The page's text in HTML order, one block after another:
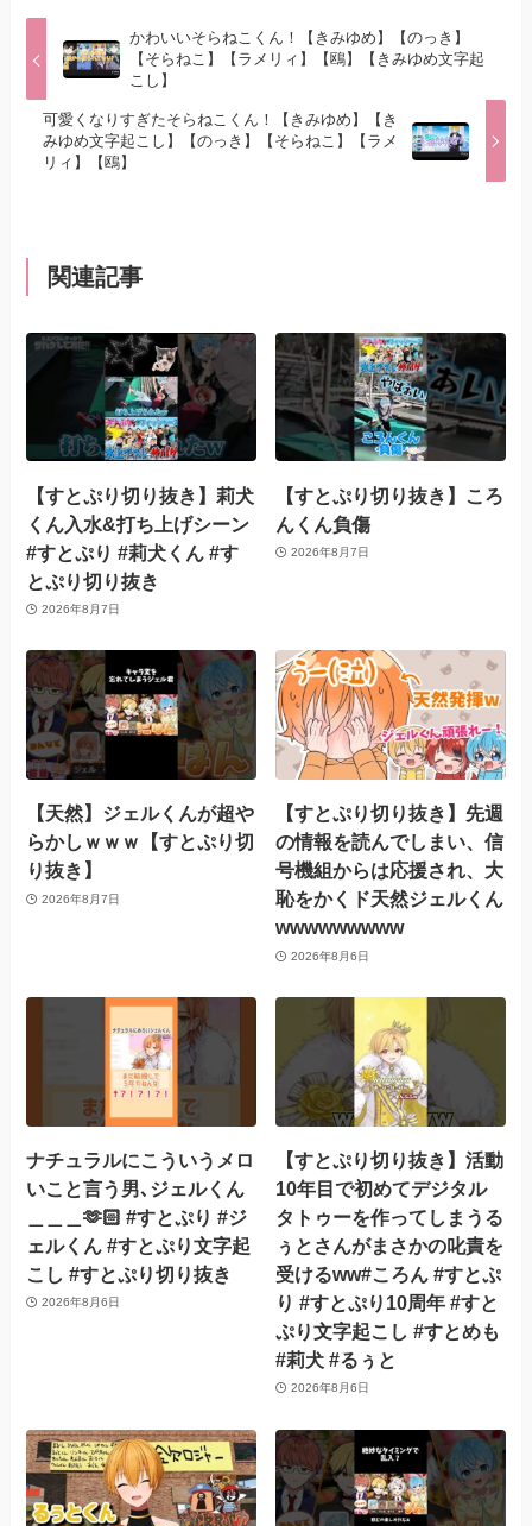
かわいいそらねこくん！【きみゆめ】【のっき】
【そらねこ】【ラメリィ】【鴎】【きみゆめ文字起
こし】
可愛くなりすぎたそらねこくん！【きみゆめ】【き
みゆめ文字起こし】【のっき】【そらねこ】【ラメ
リィ】【鴎】
関連記事
【すとぷり切り抜き】莉犬
くん入水&打ち上げシーン
#すとぷり #莉犬くん #す
とぷり切り抜き
2026年8月7日
【すとぷり切り抜き】ころ
んくん負傷
2026年8月7日
【天然】ジェルくんが超や
らかしｗｗｗ【すとぷり切
り抜き】
2026年8月7日
【すとぷり切り抜き】先週
の情報を読んでしまい、信
号機組からは応援され、大
恥をかくド天然ジェルくん
wwwwwwwww
2026年8月6日
ナチュラルにこういうメロ
いこと言う男､ジェルくん
＿＿＿🫶🏻 #すとぷり #ジ
ェルくん #すとぷり文字起
こし #すとぷり切り抜き
2026年8月6日
【すとぷり切り抜き】活動
10年目で初めてデジタル
タトゥーを作ってしまうる
ぅとさんがまさかの叱責を
受けるww#ころん #すとぷ
り #すとぷり10周年 #すと
ぷり文字起こし #すとめも
#莉犬 #るぅと
2026年8月6日